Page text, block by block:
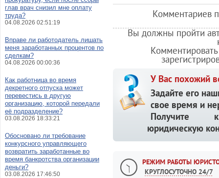
Комментариев
Вы должны пройти
У Вас похожий
Задайте его
свое время и
Получите
юридическую
РЕЖИМ РАБОТЫ
КРУГЛОСУТОЧНО 24/7
глав врач снизил мне оплату
труда?
04.08.2026 02:51:19
Вправе ли работодатель лишать
меня заработанных процентов по
сделкам?
04.08.2026 00:00:36
Как работница во время
декретного отпуска может
перевестись в другую
организацию, которой передали
её подразделение?
03.08.2026 18:33:21
Обосновано ли требование
конкурсного управляющего
возвратить заработанные во
время банкротства организации
деньги?
03.08.2026 17:46:50